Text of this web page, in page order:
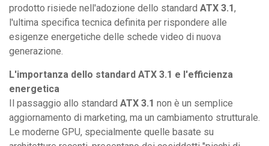
prodotto risiede nell'adozione dello standard ATX 3.1,
l'ultima specifica tecnica definita per rispondere alle
esigenze energetiche delle schede video di nuova
generazione.
L'importanza dello standard ATX 3.1 e l'efficienza
energetica
Il passaggio allo standard ATX 3.1 non è un semplice
aggiornamento di marketing, ma un cambiamento strutturale.
Le moderne GPU, specialmente quelle basate su